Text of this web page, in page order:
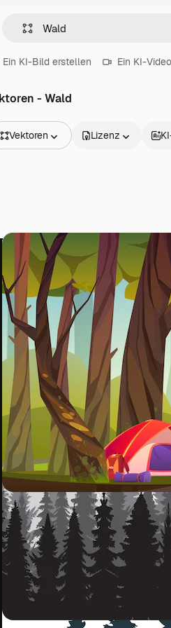
Ein KI-Bild erstellen Ein KI-
- Wald
Vektoren
Graphics
Modelle
Lizenz
Die kreative Plattform, um
Arbeit zu verwirklichen.
Abonnenten unter
Agenturen und Studios.
Deutsch
Copyright © 2010-